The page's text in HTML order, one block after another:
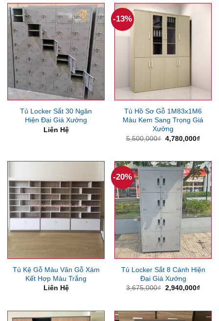
Tủ Locker Sắt 30 Ngăn
Hiện Đại Giá Xưởng
Liên Hệ
-13%
Tủ Hồ Sơ Gỗ 1M83x1M6
Màu Kem Sang Trọng Giá
Xưởng
5,500,000₫ Giá
4,780,000₫Giá
Tủ Kệ Gỗ Màu Vân Gỗ Xám
Kết Hợp Màu Trắng
Liên Hệ
-20%
Tủ Locker Sắt 8 Cánh Hiện
Đại Giá Xưởng
3,675,000₫ Giá
2,940,000₫Giá